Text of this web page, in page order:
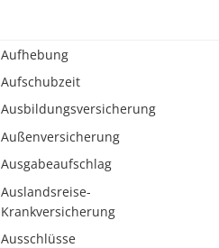
Aufhebung
Aufschubzeit
Ausbildungsversicherung
Außenversicherung
Ausgabeaufschlag
Auslandsreise-
Krankversicherung
Ausschlüsse